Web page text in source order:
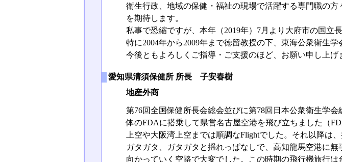
衛生行政、地域の保健・福祉の現場で活躍する専門職の方
を期待します。
私事で恐縮ですが、本年（2019年）7月より大府市の国立
特に2004年から2009年まで徳留教授の下、東海公衆衛生
今後ともよろしくご指導・ご支援のほど、お願い申し上げ
愛知県清須保健所 所長 子安春樹
地産外商
第76回全国保健所長会総会並びに第78回日本公衆衛生学
体のFDAに搭乗して県営名古屋空港を飛び立ちました（
上空や大阪湾上空までは順調なFlightでした。それ以降は
ガタガタ、ガタガタと揺れっぱなしで、高知龍馬空港に
向かっていく空路で大変でした。この時期の飛行機旅行は